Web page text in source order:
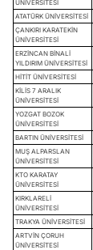
ÜNİVERSİTESİ
ATATÜRK ÜNİVERSİTESİ
ÇANKIRI KARATEKİN
ÜNİVERSİTESİ
ERZİNCAN BİNALİ
YILDIRIM ÜNİVERSİTESİ
HİTİT ÜNİVERSİTESİ
KİLİS 7 ARALIK
ÜNİVERSİTESİ
YOZGAT BOZOK
ÜNİVERSİTESİ
BARTIN ÜNİVERSİTESİ
MUŞ ALPARSLAN
ÜNİVERSİTESİ
KTO KARATAY
ÜNİVERSİTESİ
KIRKLARELİ
ÜNİVERSİTESİ
TRAKYA ÜNİVERSİTESİ
ARTVİN ÇORUH
ÜNİVERSİTESİ